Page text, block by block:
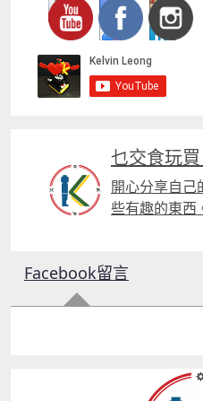
乜交食玩
開心分享自己
些有趣的東西
Facebook留言